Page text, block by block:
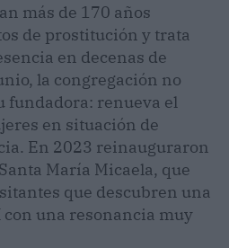
más de 170 años
de prostitución y trata
en decenas de
la congregación no
fundadora: renueva el
en situación de
En 2023 reinauguraron
María Micaela, que
que descubren una
una resonancia muy